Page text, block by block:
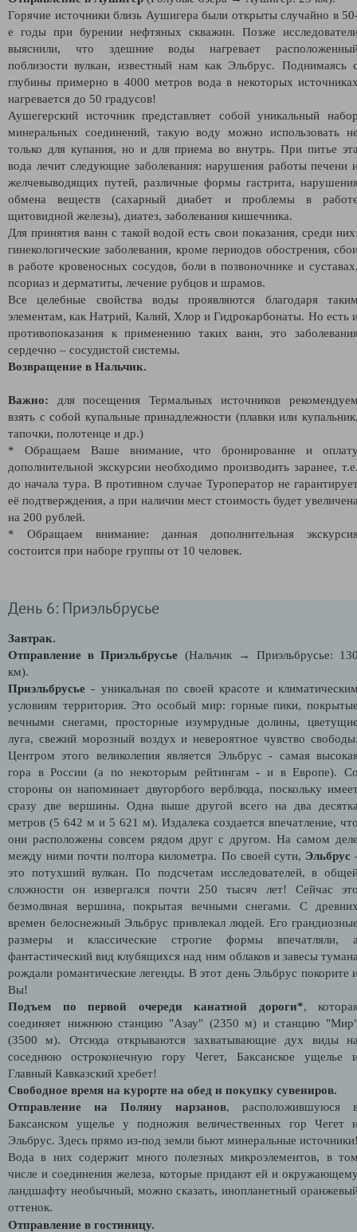
Горячие источники близь Аушигера были открыты случайно в
е годы при бурении нефтяных скважин. Позже
выяснили, что здешние воды нагревает
поблизости вулкан, известный нам как Эльбрус. Поднимаясь
глубины примерно в 4000 метров вода в некоторых
нагревается до 50 градусов!
Аушегерский источник представляет собой уникальный
минеральных соединений, такую воду можно использовать
только для купания, но и для приема во внутрь. При питье
вода лечит следующие заболевания: нарушения работы печени
желчевыводящих путей, различные формы гастрита,
обмена веществ (сахарный диабет и проблемы в
щитовидной железы), диатез, заболевания кишечника.
Для принятия ванн с такой водой есть свои показания, среди
гинекологические заболевания, кроме периодов обострения,
в работе кровеносных сосудов, боли в позвоночнике и
псориаз и дерматиты, лечение рубцов и шрамов.
Все целебные свойства воды проявляются благодаря
элементам, как Натрий, Калий, Хлор и Гидрокарбонаты. Но есть
противопоказания к применению таких ванн, это
сердечно – сосудистой системы.
Возвращение в Нальчик.
Важно: для посещения Термальных источников
взять с собой купальные принадлежности (плавки или
тапочки, полотенце и др.)
* Обращаем Ваше внимание, что бронирование и
дополнительной экскурсии необходимо производить заранее,
до начала тура. В противном случае Туроператор не
её подтверждения, а при наличии мест стоимость будет
на 200 рублей.
* Обращаем внимание: данная дополнительная
состоится при наборе группы от 10 человек.
День 6: Приэльбрусье
Завтрак.
Отправление в Приэльбрусье (Нальчик → Приэльбрусье:
км).
Приэльбрусье - уникальная по своей красоте и
условиям территория. Это особый мир: горные пики,
вечными снегами, просторные изумрудные долины,
луга, свежий морозный воздух и невероятное чувство
Центром этого великолепия является Эльбрус - самая
гора в России (а по некоторым рейтингам - и в Европе).
стороны он напоминает двугорбого верблюда, поскольку
сразу две вершины. Одна выше другой всего на два
метров (5 642 м и 5 621 м). Издалека создается впечатление,
они расположены совсем рядом друг с другом. На самом
между ними почти полтора километра. По своей сути, Эльбрус
это потухший вулкан. По подсчетам исследователей, в
сложности он извергался почти 250 тысяч лет! Сейчас
безмолвная вершина, покрытая вечными снегами. С
времен белоснежный Эльбрус привлекал людей. Его
размеры и классические строгие формы впечатляли,
фантастический вид клубящихся над ним облаков и завесы
рождали романтические легенды. В этот день Эльбрус покорите
Вы!
Подъем по первой очереди канатной дороги*,
соединяет нижнюю станцию "Азау" (2350 м) и станцию
(3500 м). Отсюда открываются захватывающие дух виды
соседнюю остроконечную гору Чегет, Баксанское ущелье
Главный Кавказский хребет!
Свободное время на курорте на обед и покупку сувениров.
Отправление на Поляну нарзанов, расположившуюся
Баксанском ущелье у подножия величественных гор Чегет
Эльбрус. Здесь прямо из-под земли бьют минеральные
Вода в них содержит много полезных микроэлементов, в
числе и соединения железа, которые придают ей и
ландшафту необычный, можно сказать, инопланетный
оттенок.
Отправление в гостиницу.